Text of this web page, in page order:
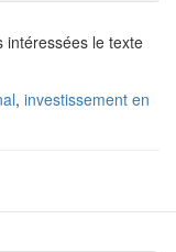
intéressées le texte
, investissement en